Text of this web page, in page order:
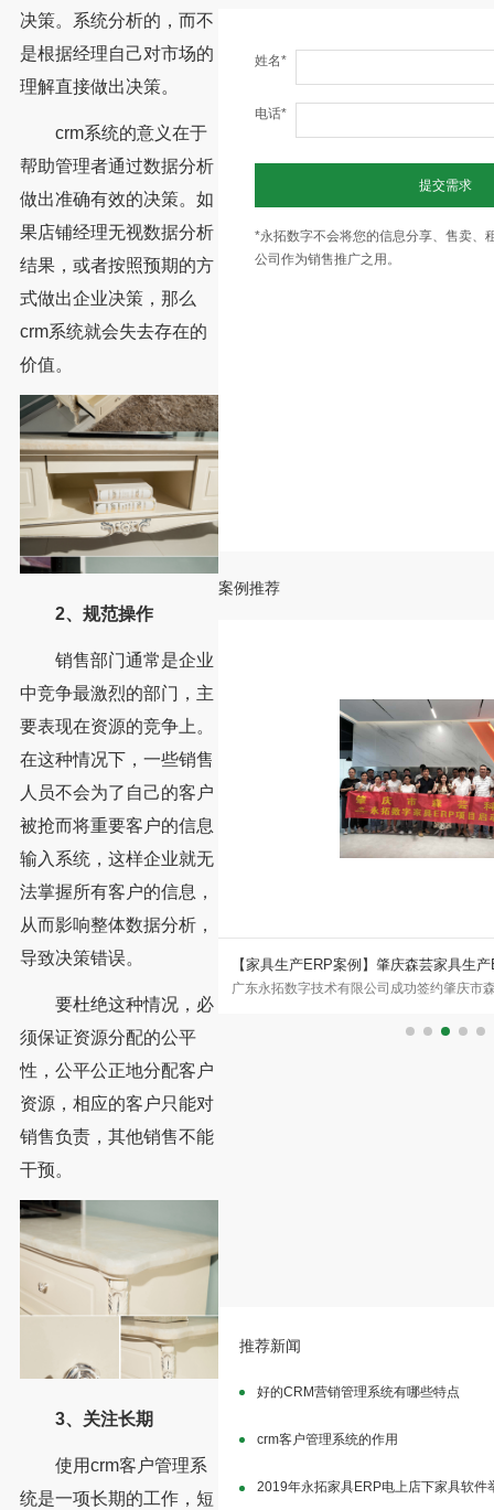
决策。系统分析的，而不
是根据经理自己对市场的
理解直接做出决策。
crm系统的意义在于
帮助管理者通过数据分析
做出准确有效的决策。如
果店铺经理无视数据分析
结果，或者按照预期的方
式做出企业决策，那么
crm系统就会失去存在的
价值。
2、规范操作
销售部门通常是企业
中竞争最激烈的部门，主
要表现在资源的竞争上。
在这种情况下，一些销售
人员不会为了自己的客户
被抢而将重要客户的信息
输入系统，这样企业就无
法掌握所有客户的信息，
从而影响整体数据分析，
导致决策错误。
要杜绝这种情况，必
须保证资源分配的公平
性，公平公正地分配客户
资源，相应的客户只能对
销售负责，其他销售不能
干预。
3、关注长期
使用crm客户管理系
统是一项长期的工作，短
姓名*
电话*
提交需求
*永拓数字不会将您的信息分享、售卖、
公司作为销售推广之用。
案例推荐
家具CRM、ERP、MES数字
木家具与高端中式整装领域的
【家具生产ERP案例】肇庆森芸家具生
广东永拓数字技术有限公司成功签约肇庆市
推荐新闻
好的CRM营销管理系统有哪些特点
crm客户管理系统的作用
2019年永拓家具ERP电上店下家具软件